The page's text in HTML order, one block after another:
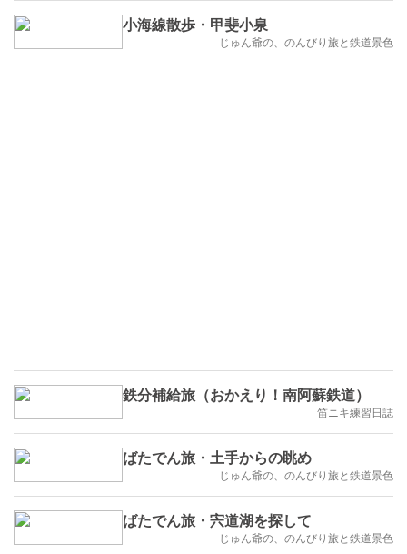
小海線散歩・甲斐小泉
じゅん爺の、のんびり旅と鉄道景色
鉄分補給旅（おかえり！南阿蘇鉄道）
笛ニキ練習日誌
ばたでん旅・土手からの眺め
じゅん爺の、のんびり旅と鉄道景色
ばたでん旅・宍道湖を探して
じゅん爺の、のんびり旅と鉄道景色